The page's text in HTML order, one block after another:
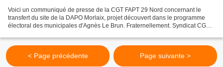
Voici un communiqué de presse de la CGT FAPT 29 Nord concernant le
transfert du site de la DAPO Morlaix, projet découvert dans le programme
électoral des municipales d'Agnès Le Brun. Fraternellement. Syndicat CGT
< Page précédente Page suivante >